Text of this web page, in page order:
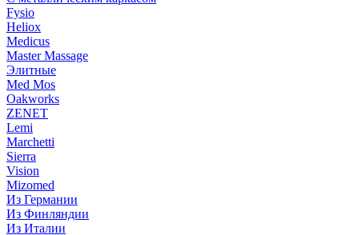
Fysio
Heliox
Medicus
Master Massage
Элитные
Med Mos
Oakworks
ZENET
Lemi
Marchetti
Sierra
Vision
Mizomed
Из Германии
Из Финляндии
Из Италии